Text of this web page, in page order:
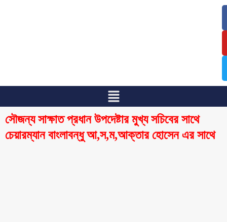
সৌজন্য সাক্ষাত প্রধান উপদেষ্টার মুখ্য সচিবের সাথে
চেয়ারম্যান বাংলাবন্ধু আ,স,ম,আক্তার হোসেন এর সাথে